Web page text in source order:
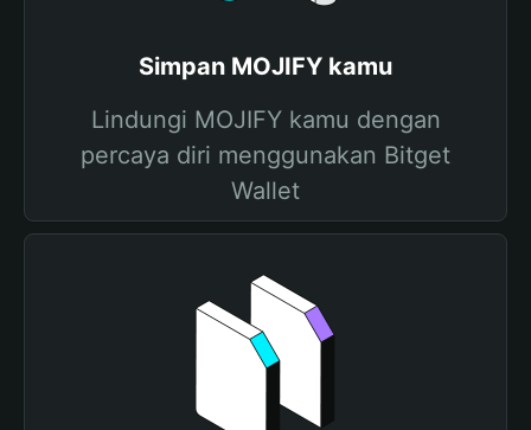
Simpan MOJIFY kamu
Lindungi MOJIFY kamu dengan
percaya diri menggunakan Bitget
Wallet